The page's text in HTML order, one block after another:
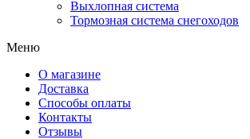
Выхлопная система
Тормозная система снегоходов
Меню
О магазине
Доставка
Способы оплаты
Контакты
Отзывы